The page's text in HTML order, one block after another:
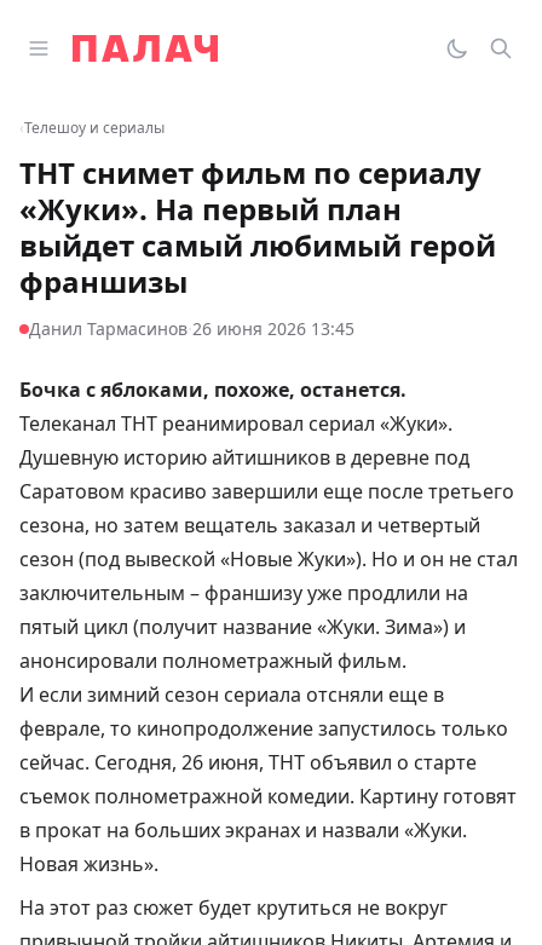
Открыть главное меню
Палач
‹Телешоу и сериалы
ТНТ снимет фильм по сериалу
«Жуки». На первый план
выйдет самый любимый герой
франшизы
Данил Тармасинов·26 июня 2026 13:45
Бочка с яблоками, похоже, останется.
Телеканал ТНТ реанимировал сериал «Жуки».
Душевную историю айтишников в деревне под
Саратовом красиво завершили еще после третьего
сезона, но затем вещатель заказал и четвертый
сезон (под вывеской «Новые Жуки»). Но и он не стал
заключительным – франшизууже продлили на
пятый цикл (получит название «Жуки. Зима») и
анонсировали полнометражный фильм.
И если зимний сезон сериала отсняли еще в
феврале, то кинопродолжение запустилось только
сейчас. Сегодня, 26 июня, ТНТ объявил о старте
съемок полнометражной комедии. Картину готовят
в прокат на больших экранах и назвали «Жуки.
Новая жизнь».
На этот раз сюжет будет крутиться не вокруг